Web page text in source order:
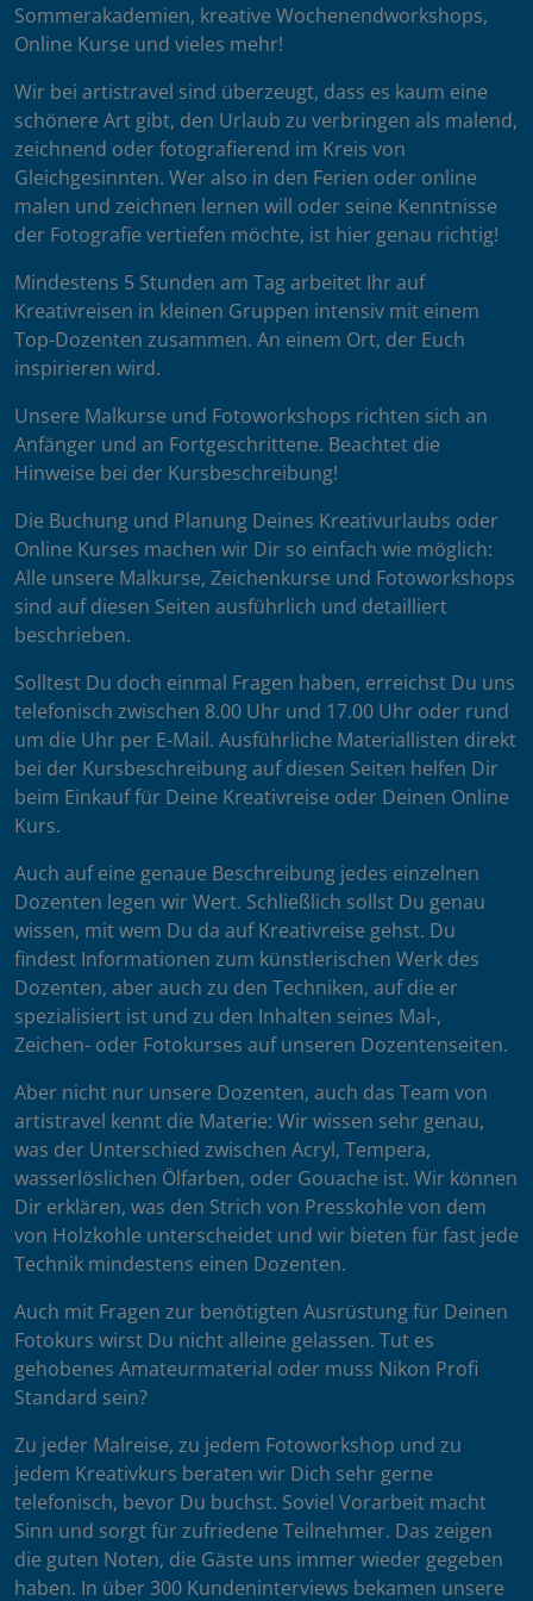
Kursstunden zur Verfügung, so dass
„Frühaufsteher“ und „Nachteulen“ auch außerhalb
der Kursstunden an ihren Werken arbeiten
können! Sie können Materialien etc. immer im
Atelier belassen und müssen nicht täglich um- und
aufräumen. Bei einigen Kursen kann das
abweichen, zum Beispiel dann, wenn der Kurs im
Freien stattfindet. Bitte frage hierzu Deinen
Dozenten. Er hat die Schlüsselhoheit.
Das Atelier ist oft, aber nicht in jedem Fall in dem
Hotel, wo Du untergebracht bist. Solltest Du ohne
Auto anreisen, lass uns das bei der Buchung
wissen.
Finissage oder Schlussbesprechung
Mit einer Schlussbesprechung der entstandenen
Nachmittag. Die Uhrzeit wird vor Ort
abgesprochen.
Sommerakademien, kreative Wochenendworkshops,
Online Kurse und vieles mehr!
Wir bei artistravel sind überzeugt, dass es kaum eine
schönere Art gibt, den Urlaub zu verbringen als malend,
zeichnend oder fotografierend im Kreis von
Gleichgesinnten. Wer also in den Ferien oder online
malen und zeichnen lernen will oder seine Kenntnisse
der Fotografie vertiefen möchte, ist hier genau richtig!
Mindestens 5 Stunden am Tag arbeitet Ihr auf
Kreativreisen in kleinen Gruppen intensiv mit einem
Top-Dozenten zusammen. An einem Ort, der Euch
inspirieren wird.
Unsere Malkurse und Fotoworkshops richten sich an
Anfänger und an Fortgeschrittene. Beachtet die
Hinweise bei der Kursbeschreibung!
Die Buchung und Planung Deines Kreativurlaubs oder
Online Kurses machen wir Dir so einfach wie möglich:
Alle unsere Malkurse, Zeichenkurse und Fotoworkshops
sind auf diesen Seiten ausführlich und detailliert
beschrieben.
Solltest Du doch einmal Fragen haben, erreichst Du uns
telefonisch zwischen 8.00 Uhr und 17.00 Uhr oder rund
um die Uhr per E-Mail. Ausführliche Materiallisten direkt
bei der Kursbeschreibung auf diesen Seiten helfen Dir
beim Einkauf für Deine Kreativreise oder Deinen Online
Kurs.
Auch auf eine genaue Beschreibung jedes einzelnen
Dozenten legen wir Wert. Schließlich sollst Du genau
wissen, mit wem Du da auf Kreativreise gehst. Du
findest Informationen zum künstlerischen Werk des
Dozenten, aber auch zu den Techniken, auf die er
spezialisiert ist und zu den Inhalten seines Mal-,
Zeichen- oder Fotokurses auf unseren Dozentenseiten.
Aber nicht nur unsere Dozenten, auch das Team von
artistravel kennt die Materie: Wir wissen sehr genau,
was der Unterschied zwischen Acryl, Tempera,
wasserlöslichen Ölfarben, oder Gouache ist. Wir können
Dir erklären, was den Strich von Presskohle von dem
von Holzkohle unterscheidet und wir bieten für fast jede
Technik mindestens einen Dozenten.
Auch mit Fragen zur benötigten Ausrüstung für Deinen
Fotokurs wirst Du nicht alleine gelassen. Tut es
gehobenes Amateurmaterial oder muss Nikon Profi
Standard sein?
Zu jeder Malreise, zu jedem Fotoworkshop und zu
jedem Kreativkurs beraten wir Dich sehr gerne
telefonisch, bevor Du buchst. Soviel Vorarbeit macht
Sinn und sorgt für zufriedene Teilnehmer. Das zeigen
die guten Noten, die Gäste uns immer wieder gegeben
haben. In über 300 Kundeninterviews bekamen unsere